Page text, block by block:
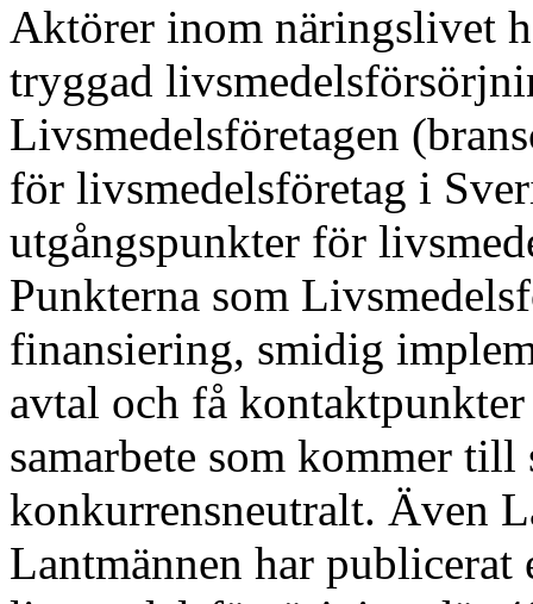
Aktörer inom näringslivet
tryggad
Livsmedelsföretagen
för livsmedelsföretag i
utgångspunkter för
Punkterna som
finansiering, smidig
avtal och få
samarbete som kommer till
konkurrensneutralt. Även
Lantmännen har publicerat